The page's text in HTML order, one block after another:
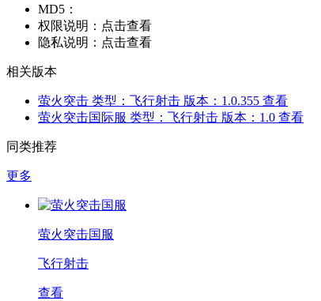
MD5：
权限说明： 点击查看
隐私说明： 点击查看
相关版本
萤火突击 类型：飞行射击 版本：1.0.355 查看
萤火突击国际服 类型：飞行射击 版本：1.0 查看
同类推荐
更多
萤火突击国服
飞行射击
查看